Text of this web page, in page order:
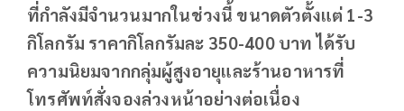
ที่กำลังมีจำนวนมากในช่วงนี้ ขนาดตัวตั้งแต่ 1-3
กิโลกรัม ราคากิโลกรัมละ 350-400 บาท ได้รับ
ความนิยมจากกลุ่มผู้สูงอายุและร้านอาหารที่
โทรศัพท์สั่งจองล่วงหน้าอย่างต่อเนื่อง